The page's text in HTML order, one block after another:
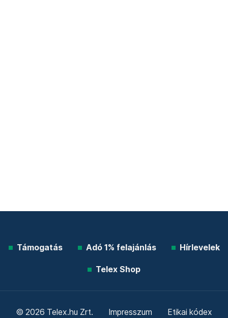
Támogatás Adó 1% felajánlás Hírlevelek
Telex Shop
© 2026 Telex.hu Zrt. Impresszum Etikai kódex